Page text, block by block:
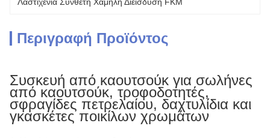
Περιγραφή Προϊόντος
Συσκευή από καουτσούκ για σωλήνες
από καουτσούκ, τροφοδοτητές,
σφραγίδες πετρελαίου, δαχτυλίδια και
γκασκέτες ποικίλων χρωμάτων